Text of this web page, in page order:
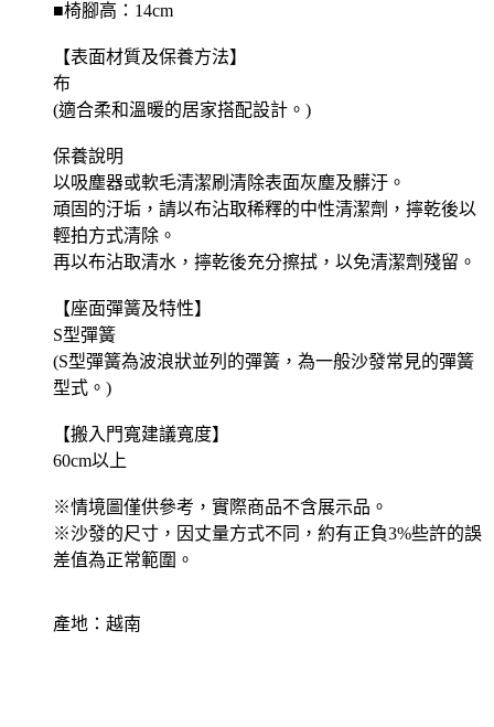
■椅腳高：14cm
【表面材質及保養方法】
布
(適合柔和溫暖的居家搭配設計。)
保養說明
以吸塵器或軟毛清潔刷清除表面灰塵及髒汙。
頑固的汙垢，請以布沾取稀釋的中性清潔劑，擰乾後以
輕拍方式清除。
再以布沾取清水，擰乾後充分擦拭，以免清潔劑殘留。
【座面彈簧及特性】
S型彈簧
(S型彈簧為波浪狀並列的彈簧，為一般沙發常見的彈簧
型式。)
【搬入門寬建議寬度】
60cm以上
※情境圖僅供參考，實際商品不含展示品。
※沙發的尺寸，因丈量方式不同，約有正負3%些許的誤
差值為正常範圍。
產地：越南